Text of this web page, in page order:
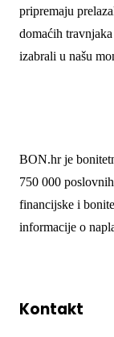
pripremaju
domaćih
izabrali u našu
BON.hr je
750 000
financijske i
informacije o
Kontakt